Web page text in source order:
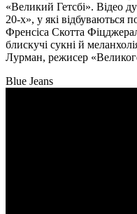
«Великий Гетсбі». Відео
20-х», у які відбуваються
Френсіса Скотта
блискучі сукні й
Лурман, режисер
Blue Jeans